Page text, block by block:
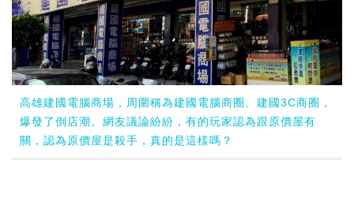
高雄建國電腦商場，周圍稱為建國電腦商圈、建國3C商圈，
爆發了倒店潮。網友議論紛紛，有的玩家認為跟原價屋有
關，認為原價屋是殺手，真的是這樣嗎？